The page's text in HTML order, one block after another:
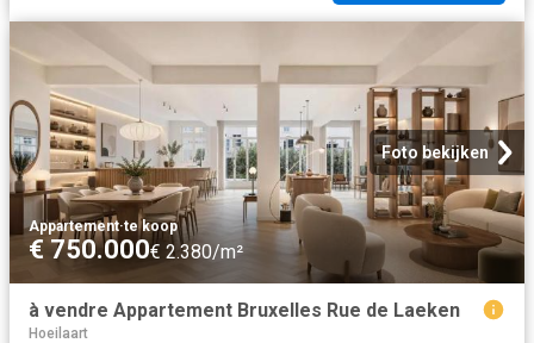
Foto bekijken
Appartement·te koop
€ 750.000€ 2.380/m²
à vendre Appartement Bruxelles Rue de Laeken
Hoeilaart